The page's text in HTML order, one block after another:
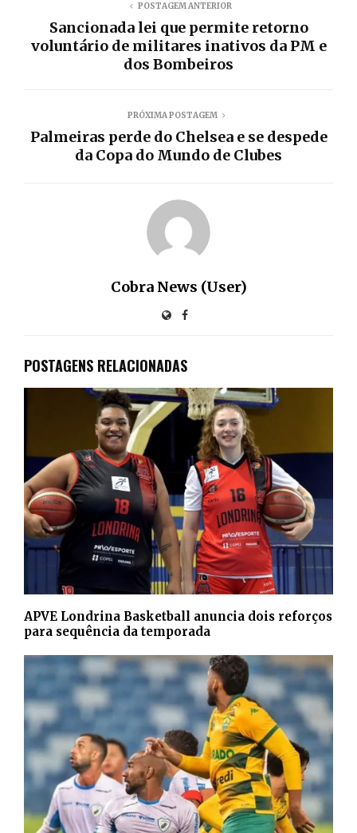
POSTAGEM ANTERIOR
Sancionada lei que permite retorno
voluntário de militares inativos da PM e
dos Bombeiros
PRÓXIMA POSTAGEM
Palmeiras perde do Chelsea e se despede
da Copa do Mundo de Clubes
Cobra News (User)
POSTAGENS RELACIONADAS
APVE Londrina Basketball anuncia dois reforços
para sequência da temporada